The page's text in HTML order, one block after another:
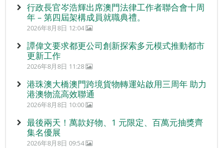
行政長官岑浩輝出席澳門法律工作者聯合會十周
年 – 第四屆架構成員就職典禮。
2026年8月8日 12:04
譚偉文要求都更公司創新探索多元模式推動都市
更新工作
2026年8月8日 11:28
港珠澳大橋澳門跨境貨物轉運站啟用三周年 助力
港澳物流高效聯通
2026年8月8日 10:00
最後兩天！萬款好物、1 元限定、百萬元抽獎齊
集名優展
2026年8月8日 09:54